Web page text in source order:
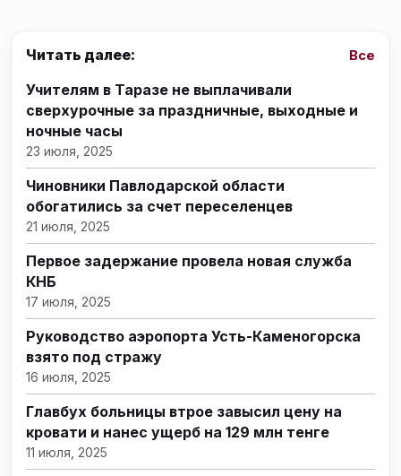
Читать далее: Все
Учителям в Таразе не выплачивали
сверхурочные за праздничные, выходные и
ночные часы
23 июля, 2025
Чиновники Павлодарской области
обогатились за счет переселенцев
21 июля, 2025
Первое задержание провела новая служба
КНБ
17 июля, 2025
Руководство аэропорта Усть-Каменогорска
взято под стражу
16 июля, 2025
Главбух больницы втрое завысил цену на
кровати и нанес ущерб на 129 млн тенге
11 июля, 2025